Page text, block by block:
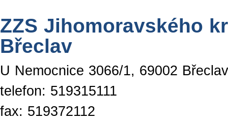
ZZS Jihomoravského
Břeclav
U Nemocnice 3066/1, 69002 Břeclav
telefon: 519315111
fax: 519372112